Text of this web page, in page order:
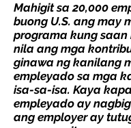
Mahigit sa 20,000
buong U.S. ang may
programa kung
nila ang mga
ginawa ng kanilang
empleyado sa mga
isa-sa-isa. Kaya
empleyado ay
ang employer ay